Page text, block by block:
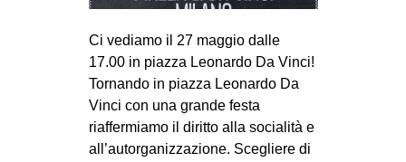
MILANO
MOBILITAZIONI
SPAZI
SPORT POPOLARE
Ci vediamo il 27 maggio dalle
17.00 in piazza Leonardo Da Vinci!
Tornando in piazza Leonardo Da
Vinci con una grande festa
riaffermiamo il diritto alla socialità e
all’autorganizzazione. Scegliere di